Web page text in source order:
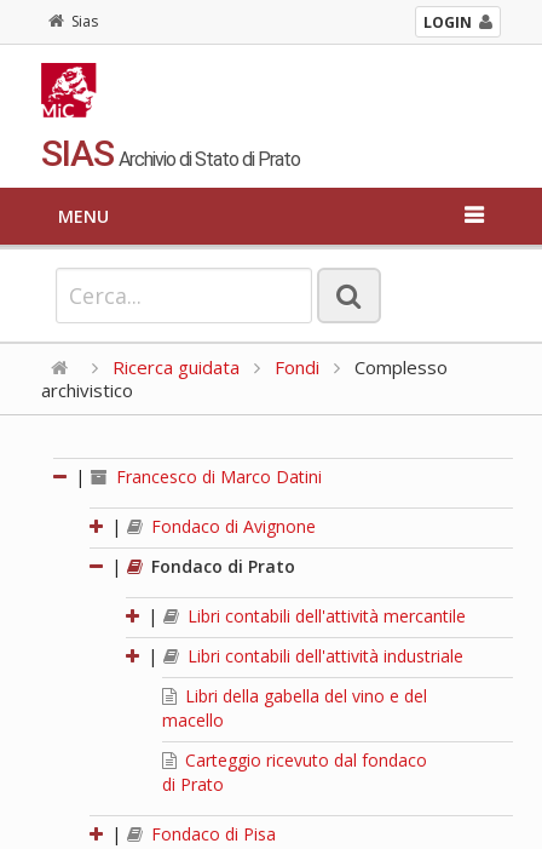
Sias LOGIN
SIAS Archivio di Stato di Prato
MENU
Ricerca guidata Fondi
Complesso
archivistico
| Francesco di Marco Datini
|
Fondaco di Avignone
|
Fondaco di Prato
|
Libri contabili dell'attività mercantile
|
Libri contabili dell'attività industriale
Libri della gabella del vino e del
macello
Carteggio ricevuto dal fondaco
di Prato
|
Fondaco di Pisa